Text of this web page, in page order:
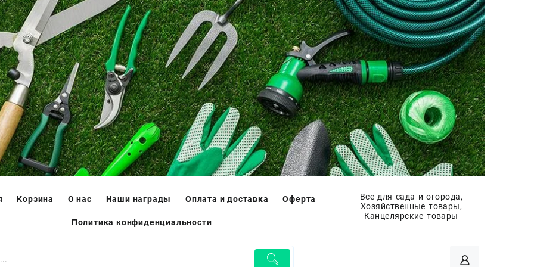
Все для сада и огорода,
Хозяйственные товары,
Канцелярские товары
Корзина О нас Наши награды Оплата и доставка Оферта
Политика конфиденциальности